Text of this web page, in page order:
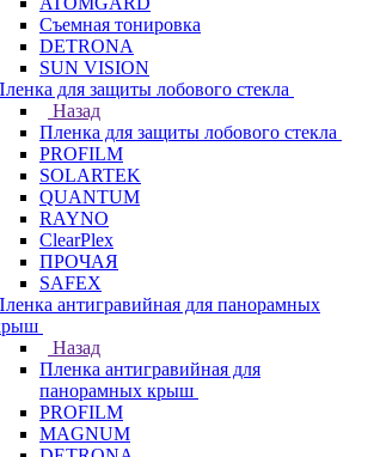
Съемная тонировка
DETRONA
SUN VISION
для защиты лобового стекла
Назад
Пленка для защиты лобового стекла
PROFILM
SOLARTEK
QUANTUM
RAYNO
ClearPlex
ПРОЧАЯ
SAFEX
антигравийная для панорамных
Назад
Пленка антигравийная для
панорамных крыш
PROFILM
MAGNUM